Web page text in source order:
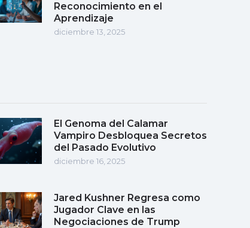
Reconocimiento en el
Aprendizaje
diciembre 13, 2025
El Genoma del Calamar
Vampiro Desbloquea Secretos
del Pasado Evolutivo
diciembre 16, 2025
Jared Kushner Regresa como
Jugador Clave en las
Negociaciones de Trump